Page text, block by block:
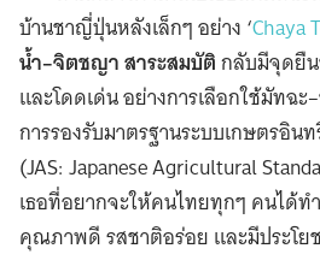
บ้านชาญี่ปุ่นหลังเล็กๆ อย่าง ‘Chaya
น้ำ–จิตชญา สาระสมบัติกลับมีจุดยื
และโดดเด่น อย่างการเลือกใช้มัทฉ
การรองรับมาตรฐานระบบเกษตรอิน
(JAS: Japanese Agricultural
เธอที่อยากจะให้คนไทยทุกๆ คนได้
คุณภาพดี รสชาติอร่อย และมีประโ